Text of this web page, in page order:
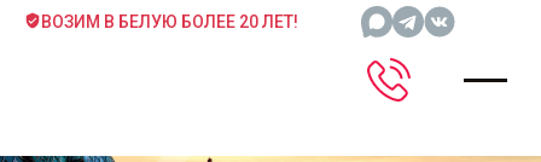
ВОЗИМ В БЕЛУЮ БОЛЕЕ 20 ЛЕТ!